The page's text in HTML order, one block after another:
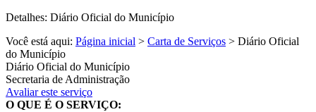
Detalhes: Diário Oficial do Município
Você está aqui: Página inicial > Carta de Serviços > Diário Oficial
do Município
Diário Oficial do Município
Secretaria de Administração
Avaliar este serviço
O QUE É O SERVIÇO: